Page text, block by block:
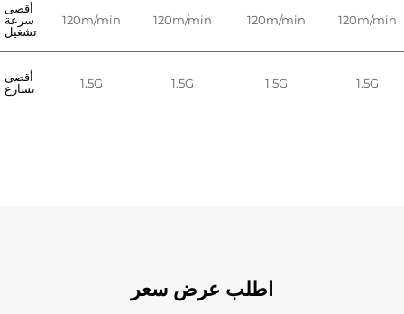
أقصى
سرعة
تشغيل
120m/min 120m/min 120m/min 120m/min
أقصى
تسارع
1.5G 1.5G 1.5G 1.5G
اطلب عرض سعر